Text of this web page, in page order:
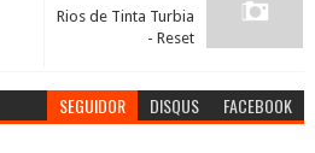
Rios de Tinta Turbia
- Reset
SEGUIDOR DISQUS FACEBOOK